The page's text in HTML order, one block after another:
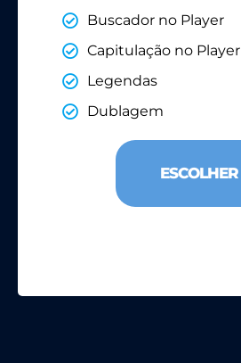
Buscador no Player
Capitulação no Player
Legendas
Dublagem
ESCOLHER